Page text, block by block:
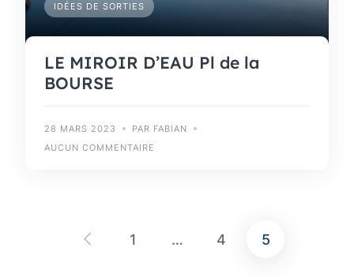
IDÉES DE SORTIES
LE MIROIR D’EAU Pl de la
BOURSE
28 MARS 2023
PAR FABIAN
AUCUN COMMENTAIRE
Pagination
1 … 4 5